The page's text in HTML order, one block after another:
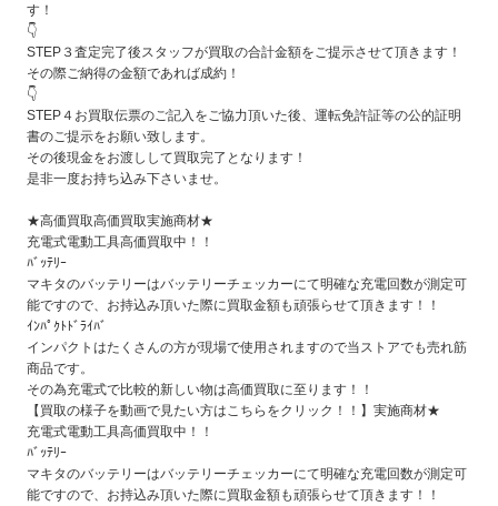
す！
👇
STEP３査定完了後スタッフが買取の合計金額をご提示させて頂きます！
その際ご納得の金額であれば成約！
👇
STEP４お買取伝票のご記入をご協力頂いた後、運転免許証等の公的証明
書のご提示をお願い致します。
その後現金をお渡しして買取完了となります！
是非一度お持ち込み下さいませ。
★高価買取高価買取実施商材★
充電式電動工具高価買取中！！
ﾊﾞｯﾃﾘｰ
マキタのバッテリーはバッテリーチェッカーにて明確な充電回数が測定可
能ですので、お持込み頂いた際に買取金額も頑張らせて頂きます！！
ｲﾝﾊﾟｸﾄﾄﾞﾗｲﾊﾞ
インパクトはたくさんの方が現場で使用されますので当ストアでも売れ筋
商品です。
その為充電式で比較的新しい物は高価買取に至ります！！
【買取の様子を動画で見たい方はこちらをクリック！！】実施商材★
充電式電動工具高価買取中！！
ﾊﾞｯﾃﾘｰ
マキタのバッテリーはバッテリーチェッカーにて明確な充電回数が測定可
能ですので、お持込み頂いた際に買取金額も頑張らせて頂きます！！